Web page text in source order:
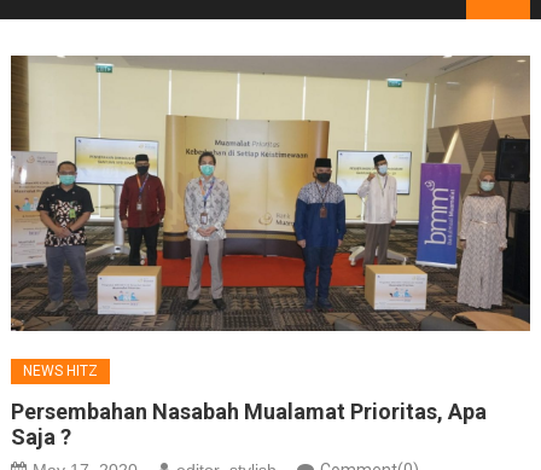
NEWS HITZ
Persembahan Nasabah Mualamat Prioritas, Apa
Saja ?